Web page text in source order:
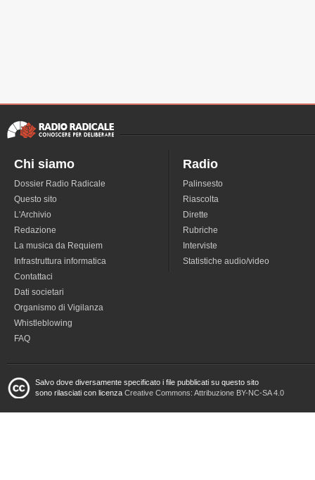
Chi siamo
Dossier Radio Radicale
Questo sito
L'Archivio
Redazione
La musica da Requiem
Infrastruttura informatica
Contattaci
Dati societari
Organismo di Vigilanza
Whistleblowing
FAQ
Radio
Palinsesto
Riascolta
Dirette
Rubriche
Interviste
Statistiche audio/video
Salvo dove diversamente specificato i file pubblicati su questo sito
sono rilasciati con licenza Creative Commons: Attribuzione BY-NC-SA 4.0